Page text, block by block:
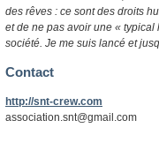
des rêves : ce sont des droits
et de ne pas avoir une « typical
société. Je me suis lancé et
Contact
http://snt-crew.com
association.snt@gmail.com